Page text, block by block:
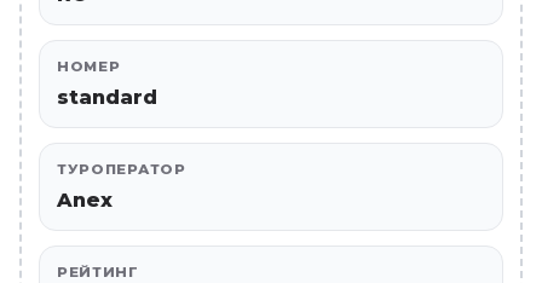
НОМЕР
standard
ТУРОПЕРАТОР
Anex
РЕЙТИНГ